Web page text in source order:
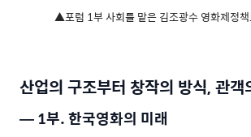
▲포럼 1부 사회를 맡은 김조광수 영화제정
산업의 구조부터 창작의 방식, 관객
— 1부. 한국영화의 미래